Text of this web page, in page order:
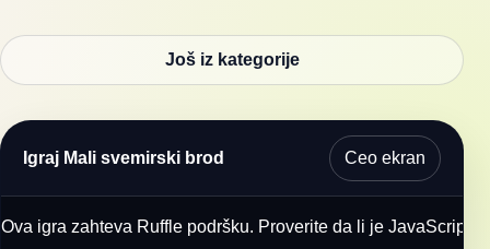
Još iz kategorije
Igraj Mali svemirski brod Ceo ekran
Ova igra zahteva Ruffle podršku. Proverite da li je JavaScript